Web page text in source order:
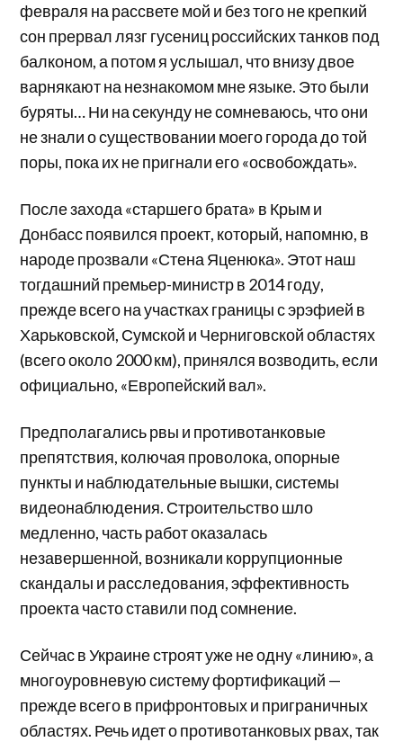
февраля на рассвете мой и без того не крепкий
сон прервал лязг гусениц российских танков под
балконом, а потом я услышал, что внизу двое
варнякают на незнакомом мне языке. Это были
буряты… Ни на секунду не сомневаюсь, что они
не знали о существовании моего города до той
поры, пока их не пригнали его «освобождать».
После захода «старшего брата» в Крым и
Донбасс появился проект, который, напомню, в
народе прозвали «Стена Яценюка». Этот наш
тогдашний премьер-министр в 2014 году,
прежде всего на участках границы с эрэфией в
Харьковской, Сумской и Черниговской областях
(всего около 2000 км), принялся возводить, если
официально, «Европейский вал».
Предполагались рвы и противотанковые
препятствия, колючая проволока, опорные
пункты и наблюдательные вышки, системы
видеонаблюдения. Строительство шло
медленно, часть работ оказалась
незавершенной, возникали коррупционные
скандалы и расследования, эффективность
проекта часто ставили под сомнение.
Сейчас в Украине строят уже не одну «линию», а
многоуровневую систему фортификаций —
прежде всего в прифронтовых и приграничных
областях. Речь идет о противотанковых рвах, так